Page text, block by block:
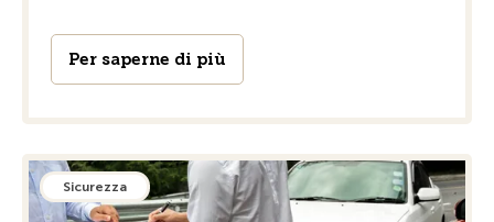
Per saperne di più
Sicurezza